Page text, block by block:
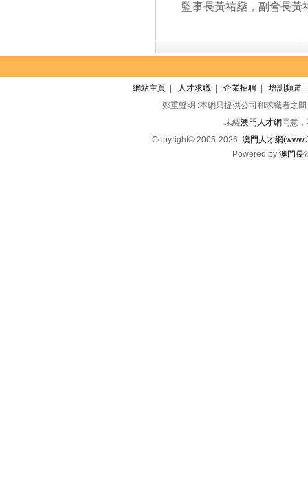
監事長黃祐燊，副會長黃
網站主頁 人才求職 企業招聘 培訓頻道
鄭重聲明 :本網只提供公司和求職者之
未經澳門人才網 同意
Copyright© 2005-2026 澳門人才網
Powered by 澳門長